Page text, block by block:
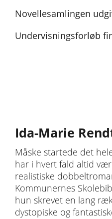
Novellesamlingen
Undervisningsforløb
Ida-Marie
Måske startede det
har i hvert fald altid
realistiske
Kommunernes
hun skrevet en lang
dystopiske og